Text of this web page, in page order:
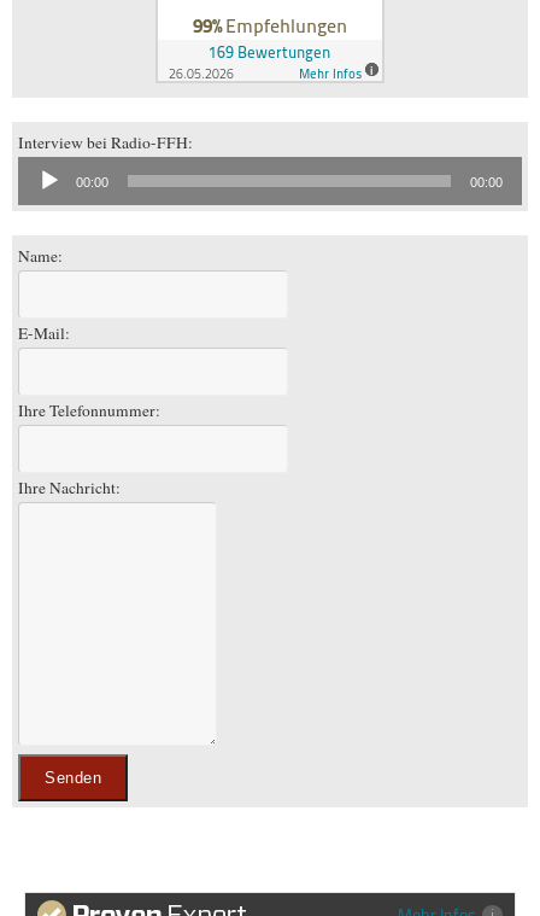
Interview bei Radio-FFH:
Audio-
00:00 00:00
Name:
E-Mail:
Ihre Telefonnummer:
Ihre Nachricht: